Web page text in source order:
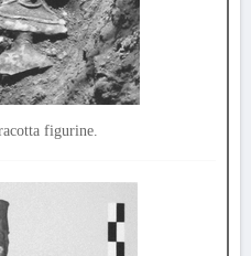
figurine.